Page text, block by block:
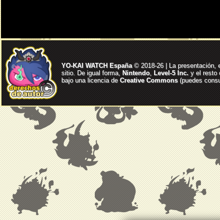
YO-KAI WATCH España© 2018-26 | La presentación,
sitio. De igual forma, Nintendo, Level-5 Inc. y el resto
bajo una licencia deCreative Commons(puedes